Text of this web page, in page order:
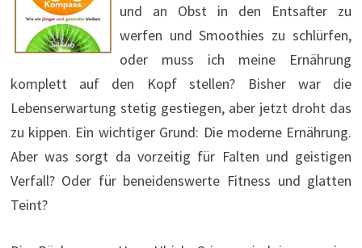
und an Obst in den Entsafter zu
werfen und Smoothies zu schlürfen,
oder muss ich meine Ernährung
komplett auf den Kopf stellen? Bisher war die
Lebenserwartung stetig gestiegen, aber jetzt droht das
zu kippen. Ein wichtiger Grund: Die moderne Ernährung.
Aber was sorgt da vorzeitig für Falten und geistigen
Verfall? Oder für beneidenswerte Fitness und glatten
Teint?